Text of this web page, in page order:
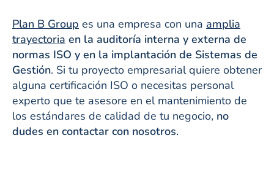
Plan B Group es una empresa con una amplia
trayectoria en la auditoría interna y externa de
normas ISO y en la implantación de Sistemas de
Gestión. Si tu proyecto empresarial quiere obtener
alguna certificación ISO o necesitas personal
experto que te asesore en el mantenimiento de
los estándares de calidad de tu negocio, no
dudes en contactar con nosotros.